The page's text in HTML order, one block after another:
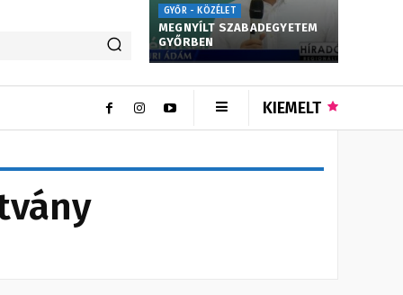
GYŐR - KÖZÉLET
MEGNYÍLT SZABADEGYETEM
GYŐRBEN
KIEMELT